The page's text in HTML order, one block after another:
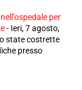
per
- Ieri, 7 agosto,
state costrette
presso